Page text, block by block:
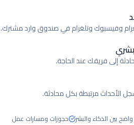
وفيسبوك وتلغرام في صندوق وارد مشترك.
إلى فريقك عند الحاجة.
الأحداث مرتبطة بكل محادثة.
بين الذكاء والبشر حجوزات ومسارات عمل